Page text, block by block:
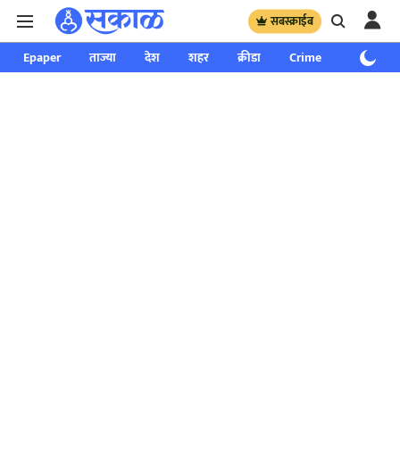
सबस्क्राईब
Epaper ताज्या देश शहर क्रीडा Crime साप्ताहिक